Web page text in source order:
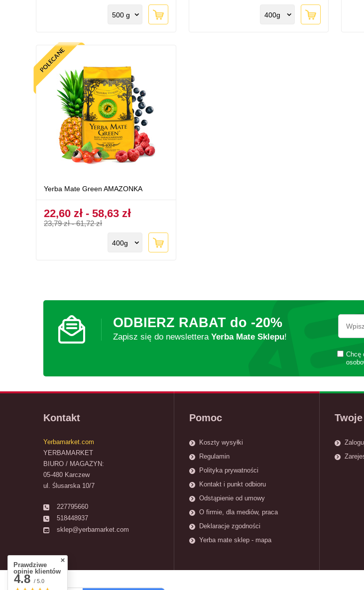
500 g 400g
Yerba Mate Green AMAZONKA
22,60 zł - 58,63 zł
23,79 zł-61,72 zł
400g
ODBIERZ RABAT do -20%
Zapisz się do newslettera Yerba Mate Sklepu!
Chcę
Kontakt
Yerbamarket.com
YERBAMARKET
BIURO / MAGAZYN:
05-480 Karczew
ul. Ślusarska 10/7
227795660
518448937
sklep@yerbamarket.com
Pomoc
Koszty wysyłki
Regulamin
Polityka prywatności
Kontakt i punkt odbioru
Odstąpienie od umowy
O firmie, dla mediów, praca
Deklaracje zgodności
Yerba mate sklep - mapa
Prawdziwe
opinie klientów
4.8 / 5.0